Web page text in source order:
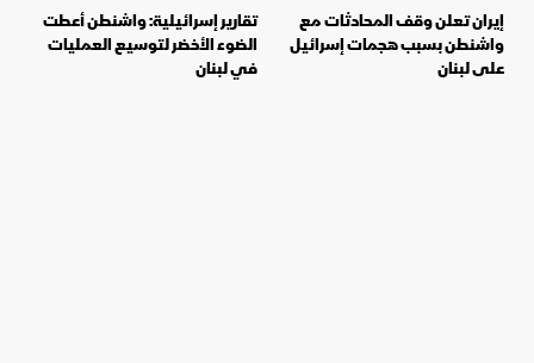
إيران تعلن وقف المحادثات مع
واشنطن بسبب هجمات إسرائيل
على لبنان
تقارير إسرائيلية: واشنطن أعطت
الضوء الأخضر لتوسيع العمليات
في لبنان